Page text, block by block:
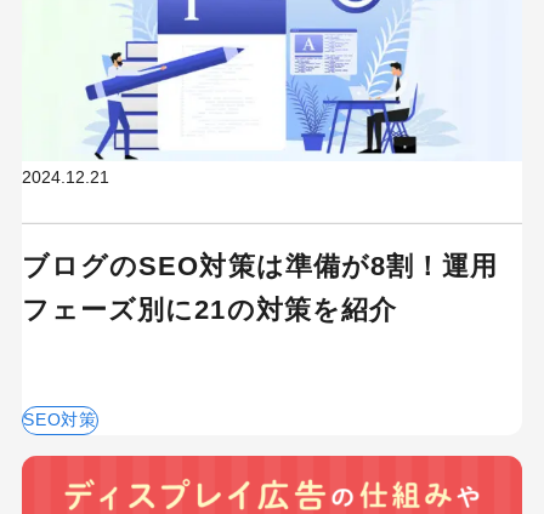
2024.12.21
ブログのSEO対策は準備が8割！運用
フェーズ別に21の対策を紹介
SEO対策